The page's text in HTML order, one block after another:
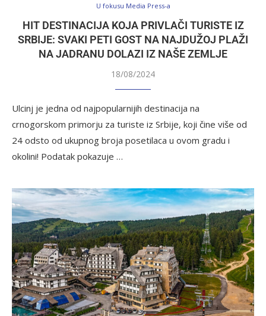
U fokusu Media Press-a
HIT DESTINACIJA KOJA PRIVLAČI TURISTE IZ
SRBIJE: SVAKI PETI GOST NA NAJDUŽOJ PLAŽI
NA JADRANU DOLAZI IZ NAŠE ZEMLJE
18/08/2024
Ulcinj je jedna od najpopularnijih destinacija na
crnogorskom primorju za turiste iz Srbije, koji čine više od
24 odsto od ukupnog broja posetilaca u ovom gradu i
okolini! Podatak pokazuje …